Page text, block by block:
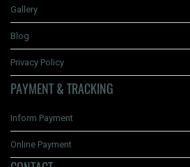
Gallery
Blog
Privacy Policy
PAYMENT & TRACKING
Inform Payment
Online Payment